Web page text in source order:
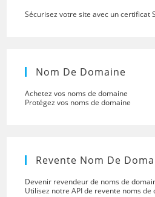
Sécurisez votre site avec un certificat
Nom De Domaine
Achetez vos noms de domaine
Protégez vos noms de domaine
Revente Nom De
Devenir revendeur de noms de
Utilisez notre API de revente noms de